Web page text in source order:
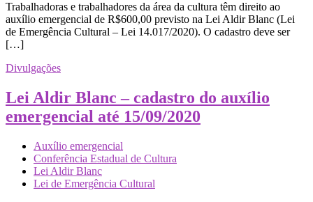
Trabalhadoras e trabalhadores da área da cultura têm direito ao
auxílio emergencial de R$600,00 previsto na Lei Aldir Blanc (Lei
de Emergência Cultural – Lei 14.017/2020). O cadastro deve ser
[…]
Divulgações
Lei Aldir Blanc – cadastro do auxílio
emergencial até 15/09/2020
Auxílio emergencial
Conferência Estadual de Cultura
Lei Aldir Blanc
Lei de Emergência Cultural